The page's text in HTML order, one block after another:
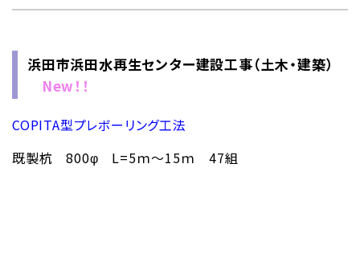
浜田市浜田水再生センター建設工事（土木・建築）
New！！
COPITA型プレボーリング工法
既製杭 800φ L=5ｍ～15ｍ 47組